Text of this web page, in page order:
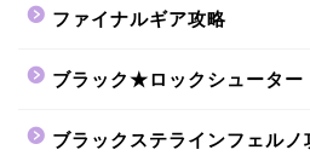
ファイナルギア攻略
ブラック★ロックシュータ
ブラックステラインフェルノ